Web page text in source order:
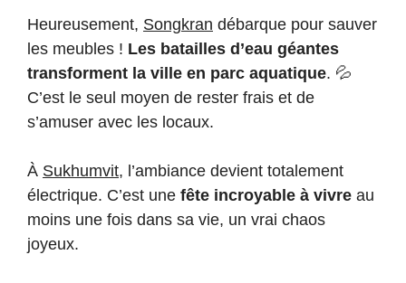
Heureusement, Songkran débarque pour sauver
les meubles ! Les batailles d’eau géantes
transforment la ville en parc aquatique. 💦
C’est le seul moyen de rester frais et de
s’amuser avec les locaux.
À Sukhumvit, l’ambiance devient totalement
électrique. C’est une fête incroyable à vivre au
moins une fois dans sa vie, un vrai chaos
joyeux.